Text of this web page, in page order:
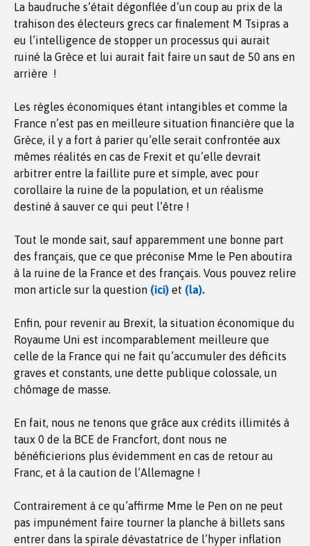
La baudruche s’était dégonflée d’un coup au prix de la
trahison des électeurs grecs car finalement M Tsipras a
eu l’intelligence de stopper un processus qui aurait
ruiné la Grèce et lui aurait fait faire un saut de 50 ans en
arrière !
Les règles économiques étant intangibles et comme la
France n’est pas en meilleure situation financière que la
Grèce, il y a fort à parier qu’elle serait confrontée aux
mêmes réalités en cas de Frexit et qu’elle devrait
arbitrer entre la faillite pure et simple, avec pour
corollaire la ruine de la population, et un réalisme
destiné à sauver ce qui peut l’être !
Tout le monde sait, sauf apparemment une bonne part
des français, que ce que préconise Mme le Pen aboutira
à la ruine de la France et des français. Vous pouvez relire
mon article sur la question (ici) et (la).
Enfin, pour revenir au Brexit, la situation économique du
Royaume Uni est incomparablement meilleure que
celle de la France qui ne fait qu’accumuler des déficits
graves et constants, une dette publique colossale, un
chômage de masse.
En fait, nous ne tenons que grâce aux crédits illimités à
taux 0 de la BCE de Francfort, dont nous ne
bénéficierions plus évidemment en cas de retour au
Franc, et à la caution de l’Allemagne !
Contrairement à ce qu’affirme Mme le Pen on ne peut
pas impunément faire tourner la planche à billets sans
entrer dans la spirale dévastatrice de l’hyper inflation